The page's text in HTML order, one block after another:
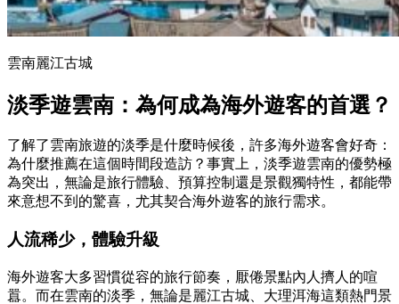
雲南麗江古城
淡季遊雲南：為何成為海外遊客的首選？
了解了雲南旅遊的淡季是什麼時候後，許多海外遊客會好奇：
為什麼推薦在這個時間段造訪？事實上，淡季遊雲南的優勢極
為突出，無論是旅行體驗、預算控制還是景觀獨特性，都能帶
來意想不到的驚喜，尤其契合海外遊客的旅行需求。
人流稀少，體驗升級
海外遊客大多習慣從容的旅行節奏，厭倦景點內人擠人的喧
囂。而在雲南的淡季，無論是麗江古城、大理洱海這類熱門景